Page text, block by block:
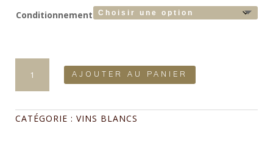
Conditionnement
quantité
Jarousse
étiquette
blanche
AJOUTER AU PANIER
CATÉGORIE : VINS BLANCS